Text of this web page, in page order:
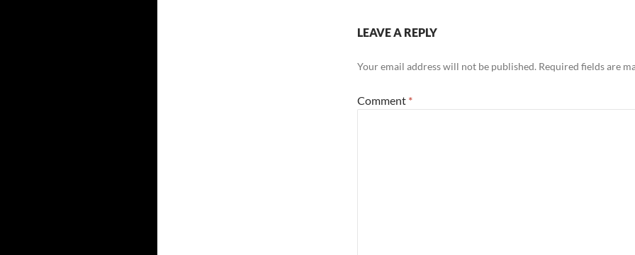
LEAVE A REPLY
Your email address will not be published. Required fields are
Comment *